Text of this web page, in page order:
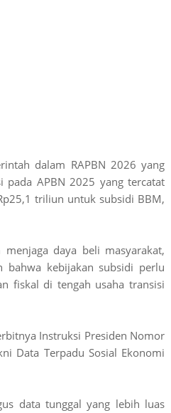
dalam RAPBN 2026 yang
APBN 2025 yang tercatat
triliun untuk subsidi BBM,
daya beli masyarakat,
bahwa kebijakan subsidi perlu
fiskal di tengah usaha transisi
Instruksi Presiden Nomor
Data Terpadu Sosial Ekonomi
data tunggal yang lebih luas